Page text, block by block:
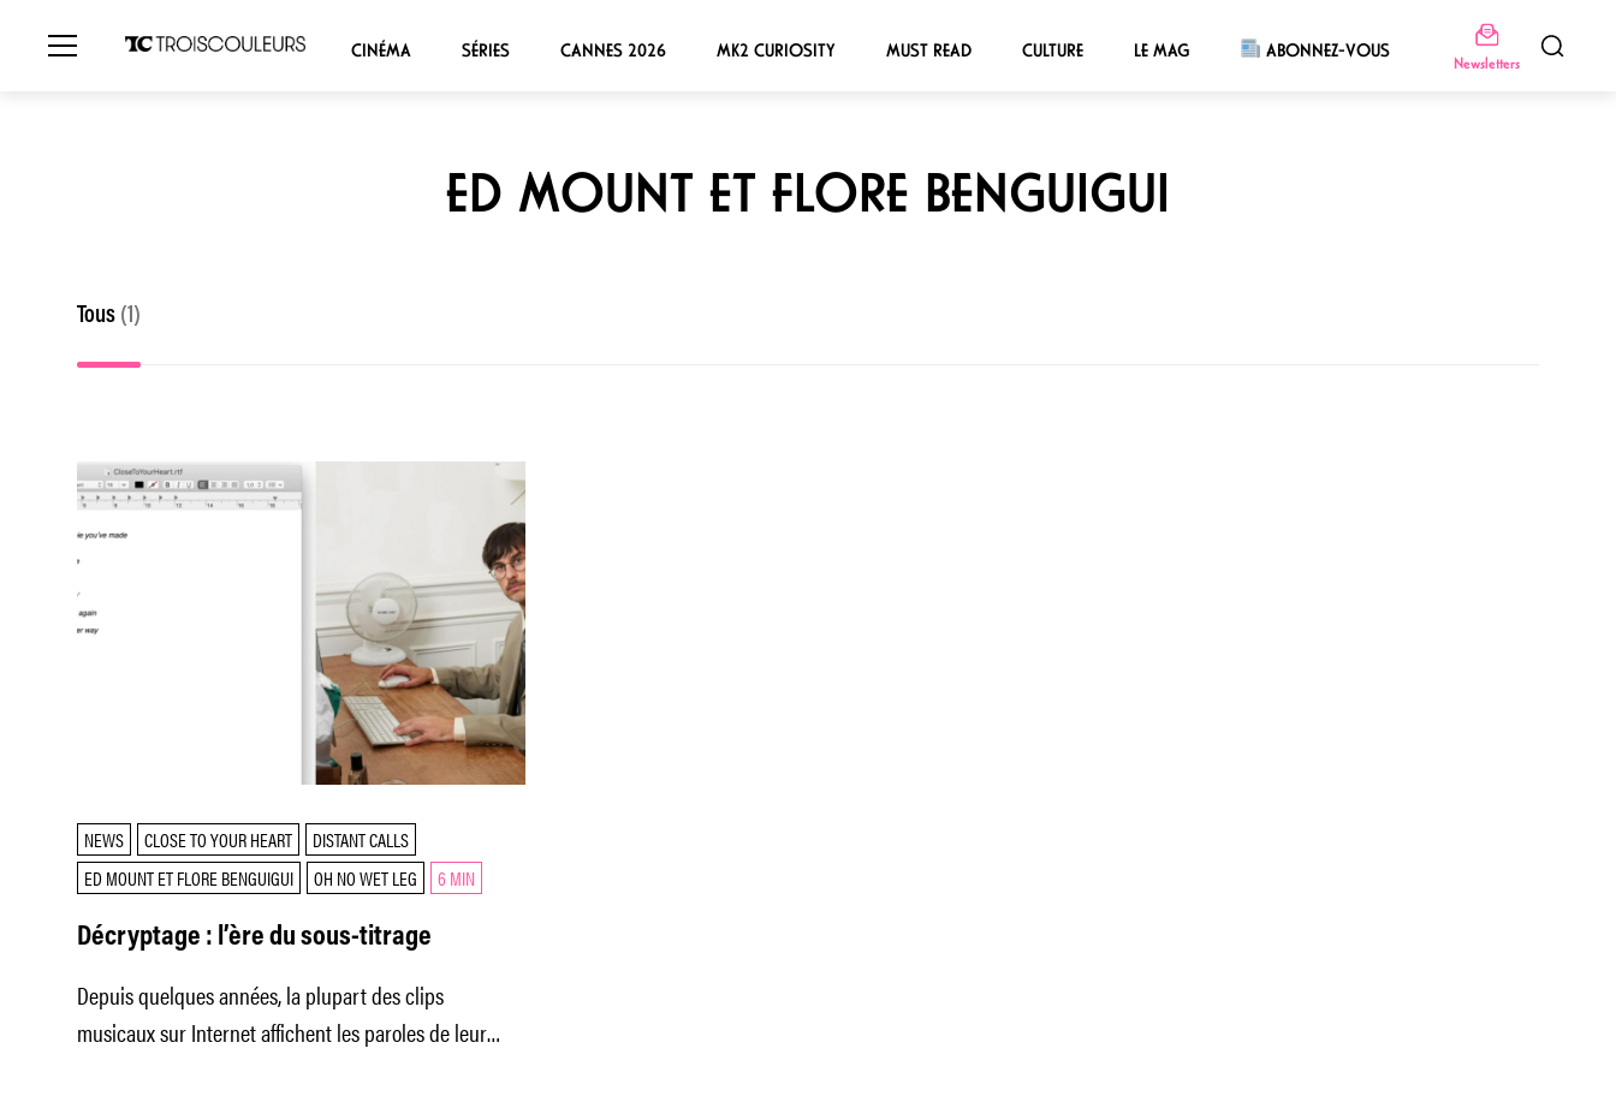
CINÉMA SÉRIES CANNES 2026 MK2 CURIOSITY MUST READ CULTURE LE MAG ABONNEZ-VOUS
Newsletters
ED MOUNT ET FLORE BENGUIGUI
Tous (1)
NEWS CLOSE TO YOUR HEART
DISTANT CALLS
ED MOUNT ET FLORE BENGUIGUI
OH NO WET LEG 6 MIN
Décryptage : l’ère du sous-titrage
Depuis quelques années, la plupart des clips
musicaux sur Internet affichent les paroles de leur